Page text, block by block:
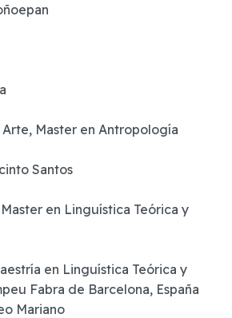
Master en Antropología
Santos
en Linguística Teórica y
en Linguística Teórica y
Fabra de Barcelona, España
Mariano